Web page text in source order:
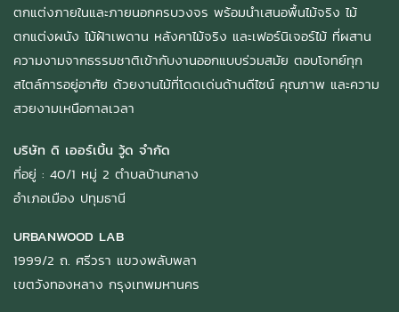
ตกแต่งภายในและภายนอกครบวงจร พร้อมนำเสนอพื้นไม้จริง ไม้
ตกแต่งผนัง ไม้ฝ้าเพดาน หลังคาไม้จริง และเฟอร์นิเจอร์ไม้ ที่ผสาน
ความงามจากธรรมชาติเข้ากับงานออกแบบร่วมสมัย ตอบโจทย์ทุก
สไตล์การอยู่อาศัย ด้วยงานไม้ที่โดดเด่นด้านดีไซน์ คุณภาพ และความ
สวยงามเหนือกาลเวลา
บริษัท ดิ เออร์เบิ้น วู้ด จำกัด
ที่อยู่ : 40/1 หมู่ 2 ตำบลบ้านกลาง
อำเภอเมือง ปทุมธานี
URBANWOOD LAB
1999/2 ถ. ศรีวรา แขวงพลับพลา
เขตวังทองหลาง กรุงเทพมหานคร